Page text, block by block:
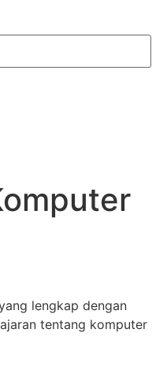
lengkap dengan
tentang komputer